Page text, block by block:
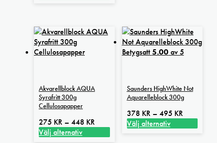
har
flera
varianter.
alternativen
kan
väljas
produktsidan
flera
varianter.
De
kan
väljas
produktsidan
Akvarellblock AQUA
Syrafritt 300g
Cellulosapapper
275 KR – 448 KR Prisintervall:
Välj alternativ
Betygsatt5.00av 5
Saunders HighWhite Not
Aquarelleblock 300g
378 KR – 495 KR
Välj alternativ